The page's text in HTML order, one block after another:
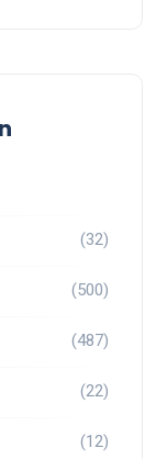
(32)
(500)
(487)
(22)
(12)